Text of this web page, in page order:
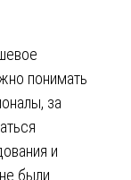
понимать
за
и
были